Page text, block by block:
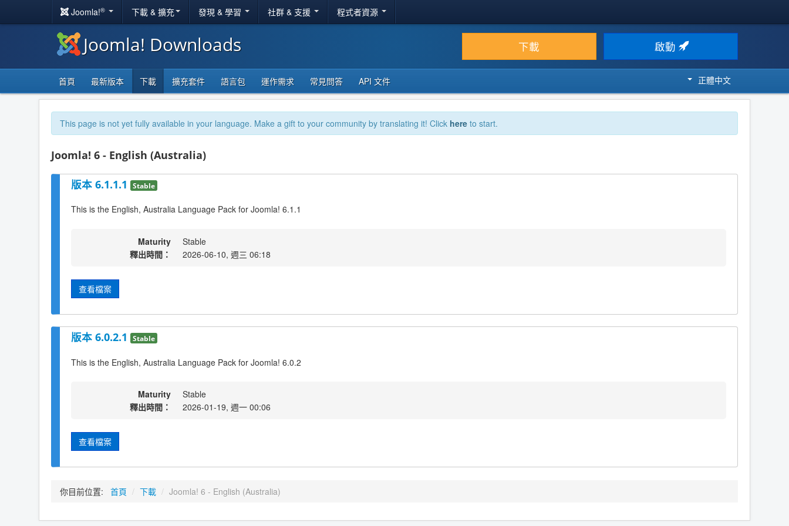
Joomla!® 下載 & 擴充 發現 & 學習 社群 & 支援 程式者資源
Joomla! Downloads 下載 啟動
首頁 最新版本 下載 擴充套件 語言包 運作需求 常見問答 API 文件 正體中文
This page is not yet fully available in your language. Make a gift to your community by translating it! Click here to start.
Joomla! 6 - English (Australia)
版本 6.1.1.1 Stable
This is the English, Australia Language Pack for Joomla! 6.1.1
Maturity
Stable
釋出時間：
2026-06-10, 週三 06:18
查看檔案
版本 6.0.2.1 Stable
This is the English, Australia Language Pack for Joomla! 6.0.2
Maturity
Stable
釋出時間：
2026-01-19, 週一 00:06
查看檔案
你目前位置: 首頁 / 下載 / Joomla! 6 - English (Australia)